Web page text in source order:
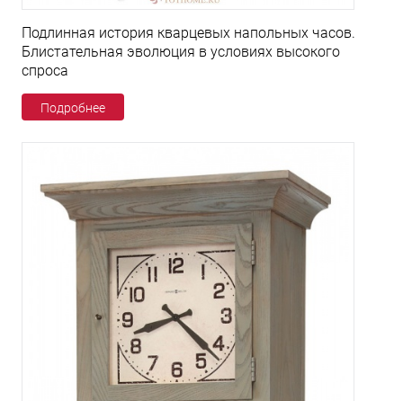
Подлинная история кварцевых напольных часов.
Блистательная эволюция в условиях высокого
спроса
Подробнее